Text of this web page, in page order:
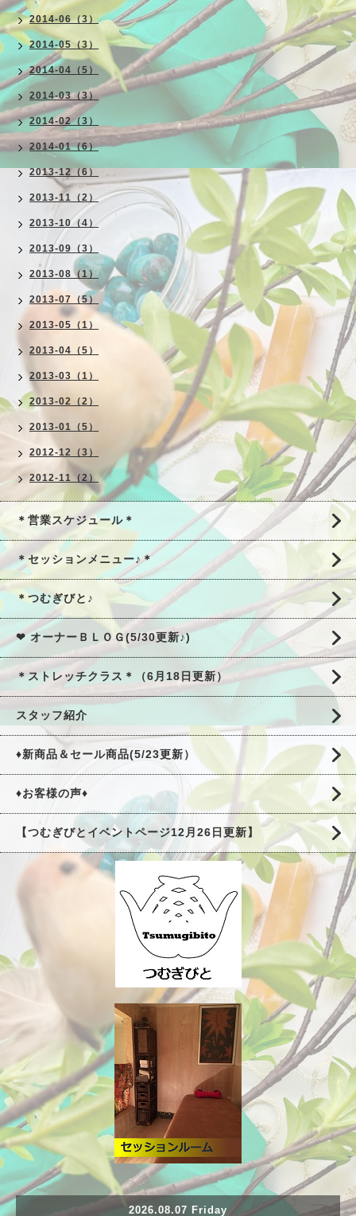
2014-06（3）
2014-05（3）
2014-04（5）
2014-03（3）
2014-02（3）
2014-01（6）
2013-12（6）
2013-11（2）
2013-10（4）
2013-09（3）
2013-08（1）
2013-07（5）
2013-05（1）
2013-04（5）
2013-03（1）
2013-02（2）
2013-01（5）
2012-12（3）
2012-11（2）
＊営業スケジュール＊
＊セッションメニュー♪＊
＊つむぎびと♪
❤ オーナーＢＬＯＧ(5/30更新♪)
＊ストレッチクラス＊（6月18日更新）
スタッフ紹介
♦新商品＆セール商品(5/23更新）
♦お客様の声♦
【つむぎびとイベントページ12月26日更新】
2026.08.07 Friday